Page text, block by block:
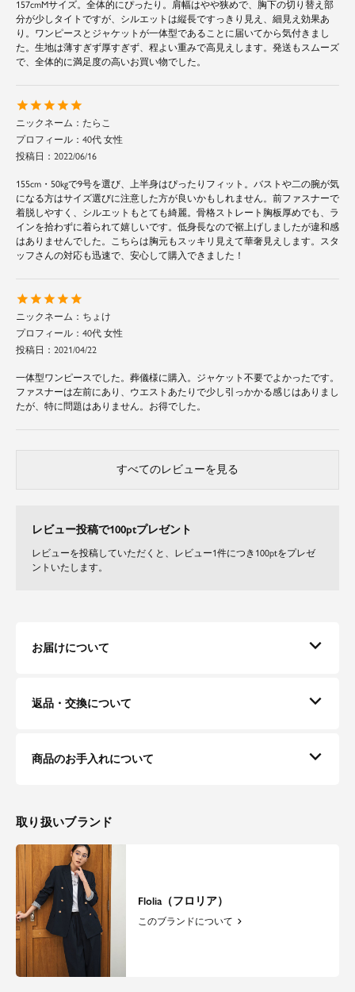
157cmMサイズ。全体的にぴったり。肩幅はやや狭めで、胸下の切り替え部
分が少しタイトですが、シルエットは縦長ですっきり見え、細見え効果あ
り。ワンピースとジャケットが一体型であることに届いてから気付きまし
た。生地は薄すぎず厚すぎず、程よい重みで高見えします。発送もスムーズ
で、全体的に満足度の高いお買い物でした。
たらこ
40代 女性
投稿日
2022/06/16
155cm・50kgで9号を選び、上半身はぴったりフィット。バストや二の腕が気
になる方はサイズ選びに注意した方が良いかもしれません。前ファスナーで
着脱しやすく、シルエットもとても綺麗。骨格ストレート胸板厚めでも、ラ
インを拾わずに着られて嬉しいです。低身長なので裾上げしましたが違和感
はありませんでした。こちらは胸元もスッキリ見えて華奢見えします。スタ
ッフさんの対応も迅速で、安心して購入できました！
ちょけ
40代 女性
投稿日
2021/04/22
一体型ワンピースでした。葬儀様に購入。ジャケット不要でよかったです。
ファスナーは左前にあり、ウエストあたりで少し引っかかる感じはありまし
たが、特に問題はありません。お得でした。
すべてのレビューを見る
レビュー投稿で100ptプレゼント
レビューを投稿していただくと、レビュー1件につき100ptをプレゼ
ントいたします。
お届けについて
返品・交換について
商品のお手入れについて
取り扱いブランド
Flolia（フロリア）
このブランドについて